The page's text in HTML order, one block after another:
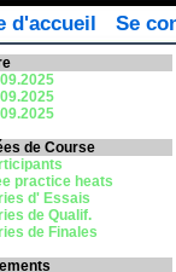
d'accueil Se